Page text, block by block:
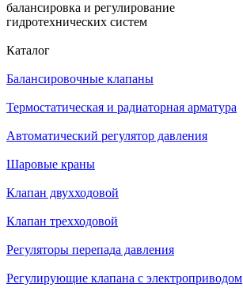
балансировка и регулирование
гидротехнических систем
Каталог
Балансировочные клапаны
Термостатическая и радиаторная арматура
Автоматический регулятор давления
Шаровые краны
Клапан двухходовой
Клапан трехходовой
Регуляторы перепада давления
Регулирующие клапана с электроприводом